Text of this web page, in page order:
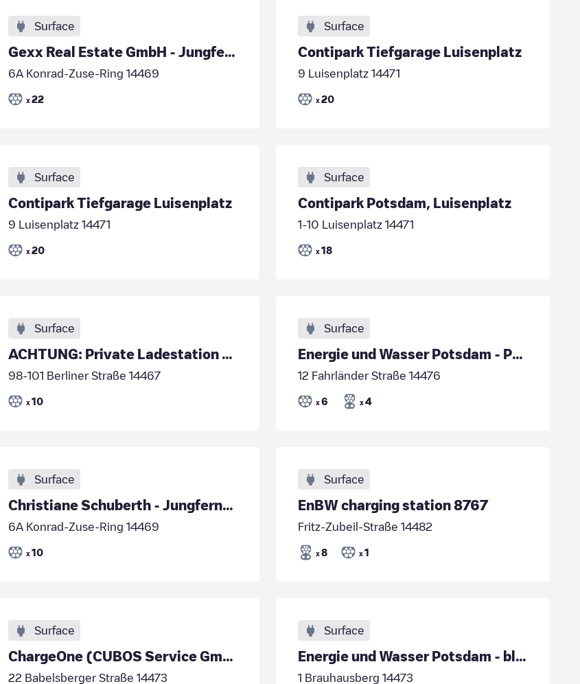
Surface
Gexx Real Estate GmbH - Jungfernsee Loftstudios -
6A Konrad-Zuse-Ring 14469
x 22
Surface
Contipark Tiefgarage Luisenplatz
9 Luisenplatz 14471
x 20
Surface
Contipark Tiefgarage Luisenplatz
9 Luisenplatz 14471
x 20
Surface
Contipark Potsdam, Luisenplatz
1-10 Luisenplatz 14471
x 18
Surface
ACHTUNG: Private Ladestation - kein öffentliches Laden!
98-101 Berliner Straße 14467
x 10
Surface
Energie und Wasser Potsdam - P+R Bahnhof Marquardt
12 Fahrländer Straße 14476
x 6 x 4
Surface
Christiane Schuberth - Jungfernsee Loftstudios Gmb
6A Konrad-Zuse-Ring 14469
x 10
Surface
EnBW charging station 8767
Fritz-Zubeil-Straße 14482
x 8 x 1
Surface
ChargeOne (CUBOS Service GmbH) - B&amp;B Potsdam
22 Babelsberger Straße 14473
Surface
Energie und Wasser Potsdam - blu Sport- und Freize
1 Brauhausberg 14473